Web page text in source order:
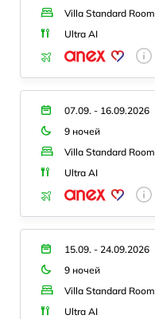
Villa Standard Room
Ultra AI
07.09. - 16.09.2026
9 ночей
Villa Standard Room
Ultra AI
15.09. - 24.09.2026
9 ночей
Villa Standard Room
Ultra AI